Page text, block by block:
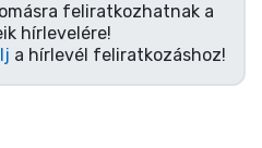
feliratkozhatnak a
hírlevelére!
a hírlevél feliratkozáshoz!